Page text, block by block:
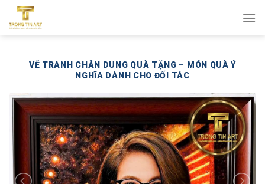
qua
VẼ TRANH CHÂN DUNG QUÀ TẶNG – MÓN QUÀ Ý
NGHĨA DÀNH CHO ĐỐI TÁC